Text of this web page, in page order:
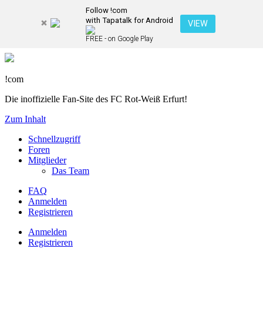
Follow !com
with Tapatalk for Android
FREE - on Google Play
VIEW
!com
Die inoffizielle Fan-Site des FC Rot-Weiß Erfurt!
Zum Inhalt
Schnellzugriff
Foren
Mitglieder
Das Team
FAQ
Anmelden
Registrieren
Anmelden
Registrieren